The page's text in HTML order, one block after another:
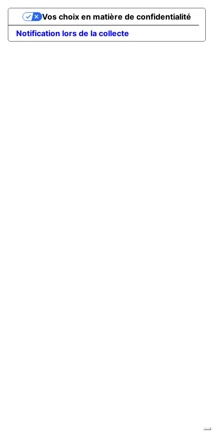
Notification lors de la collecte
Vos choix en matière de confidentialité